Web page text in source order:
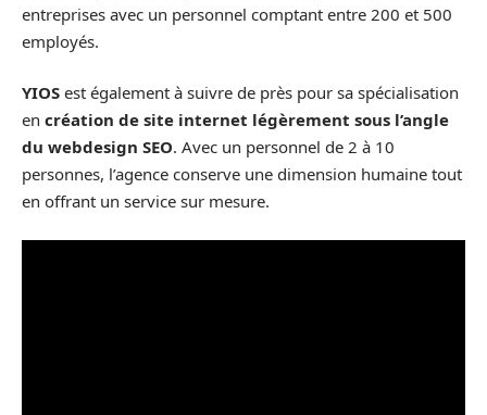
entreprises avec un personnel comptant entre 200 et 500
employés.
YIOS est également à suivre de près pour sa spécialisation
en création de site internet légèrement sous l’angle
du webdesign SEO. Avec un personnel de 2 à 10
personnes, l’agence conserve une dimension humaine tout
en offrant un service sur mesure.